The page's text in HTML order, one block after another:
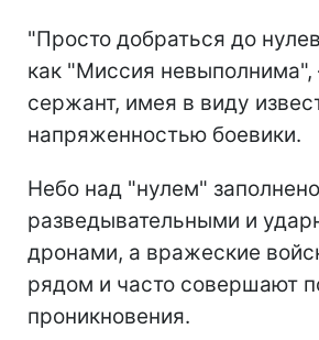
"Просто добраться до
как "Миссия невыполнима",
сержант, имея в виду
напряженностью боевики.
Небо над "нулем" заполнено
разведывательными и
дронами, а вражеские
рядом и часто совершают
проникновения.